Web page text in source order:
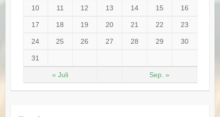
10 11 12 13 14 15 16
17 18 19 20 21 22 23
24 25 26 27 28 29 30
31
« Juli Sep. »